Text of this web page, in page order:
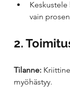
Keskustele
vain
2.
Tilanne:
myöhästyy.